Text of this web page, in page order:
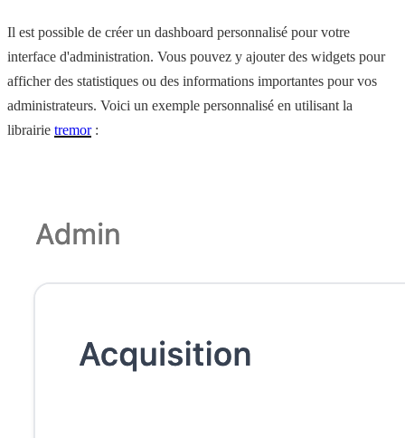
Il est possible de créer un dashboard personnalisé pour votre
interface d'administration. Vous pouvez y ajouter des widgets pour
afficher des statistiques ou des informations importantes pour vos
administrateurs. Voici un exemple personnalisé en utilisant la
librairie tremor: